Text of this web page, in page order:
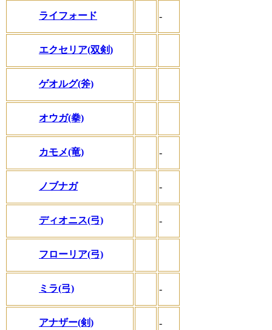
ライフォード -
エクセリア(双剣)
ゲオルグ(斧)
オウガ(拳)
カモメ(竜) -
ノブナガ -
ディオニス(弓) -
フローリア(弓)
ミラ(弓) -
アナザー(剣) -